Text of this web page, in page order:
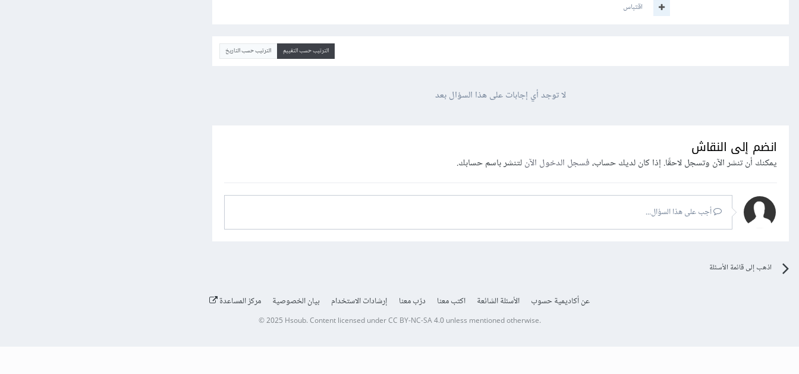
اقتباس
الترتيب حسب التقييم الترتيب حسب التاريخ
لا توجد أي إجابات على هذا السؤال بعد
انضم إلى النقاش
يمكنك أن تنشر الآن وتسجل لاحقًا. إذا كان لديك حساب،فسجل الدخول الآنلتنشر باسم حسابك.
أجب على هذا السؤال...
اذهب إلى قائمة الأسئلة
عن أكاديمية حسوب الأسئلة الشائعة اكتب معنا درّب معنا إرشادات الاستخدام بيان الخصوصية مركز المساعدة
© 2025 Hsoub.Content licensed underCC BY-NC-SA 4.0unless mentioned otherwise.